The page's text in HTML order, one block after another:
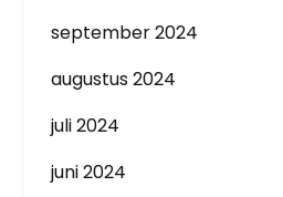
september 2024
augustus 2024
juli 2024
juni 2024